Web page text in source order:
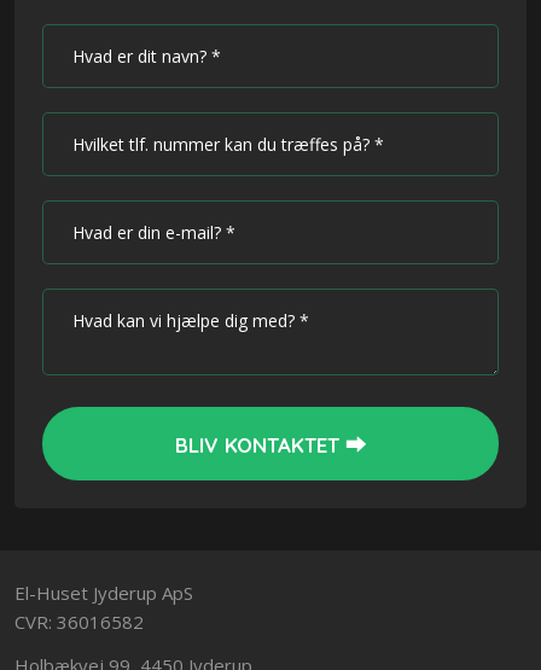
El-Huset Jyderup ApS
CVR: 36016582
Holbækvej 99, 4450 Jyderup